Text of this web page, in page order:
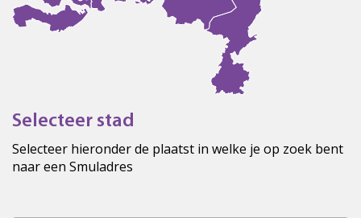
Selecteer stad
Selecteer hieronder de plaatst in welke je op zoek bent
naar een Smuladres